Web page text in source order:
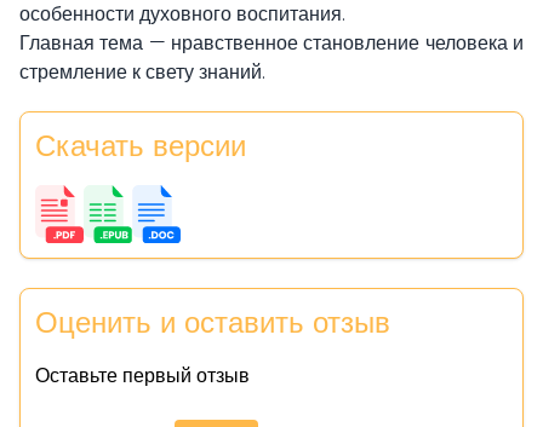
особенности духовного воспитания.
Главная тема — нравственное становление человека и
стремление к свету знаний.
Скачать версии
Оценить и оставить отзыв
Оставьте первый отзыв